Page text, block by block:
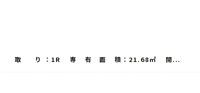
間 取 り ：1R 専 有 面 積：21.68㎡ 開...